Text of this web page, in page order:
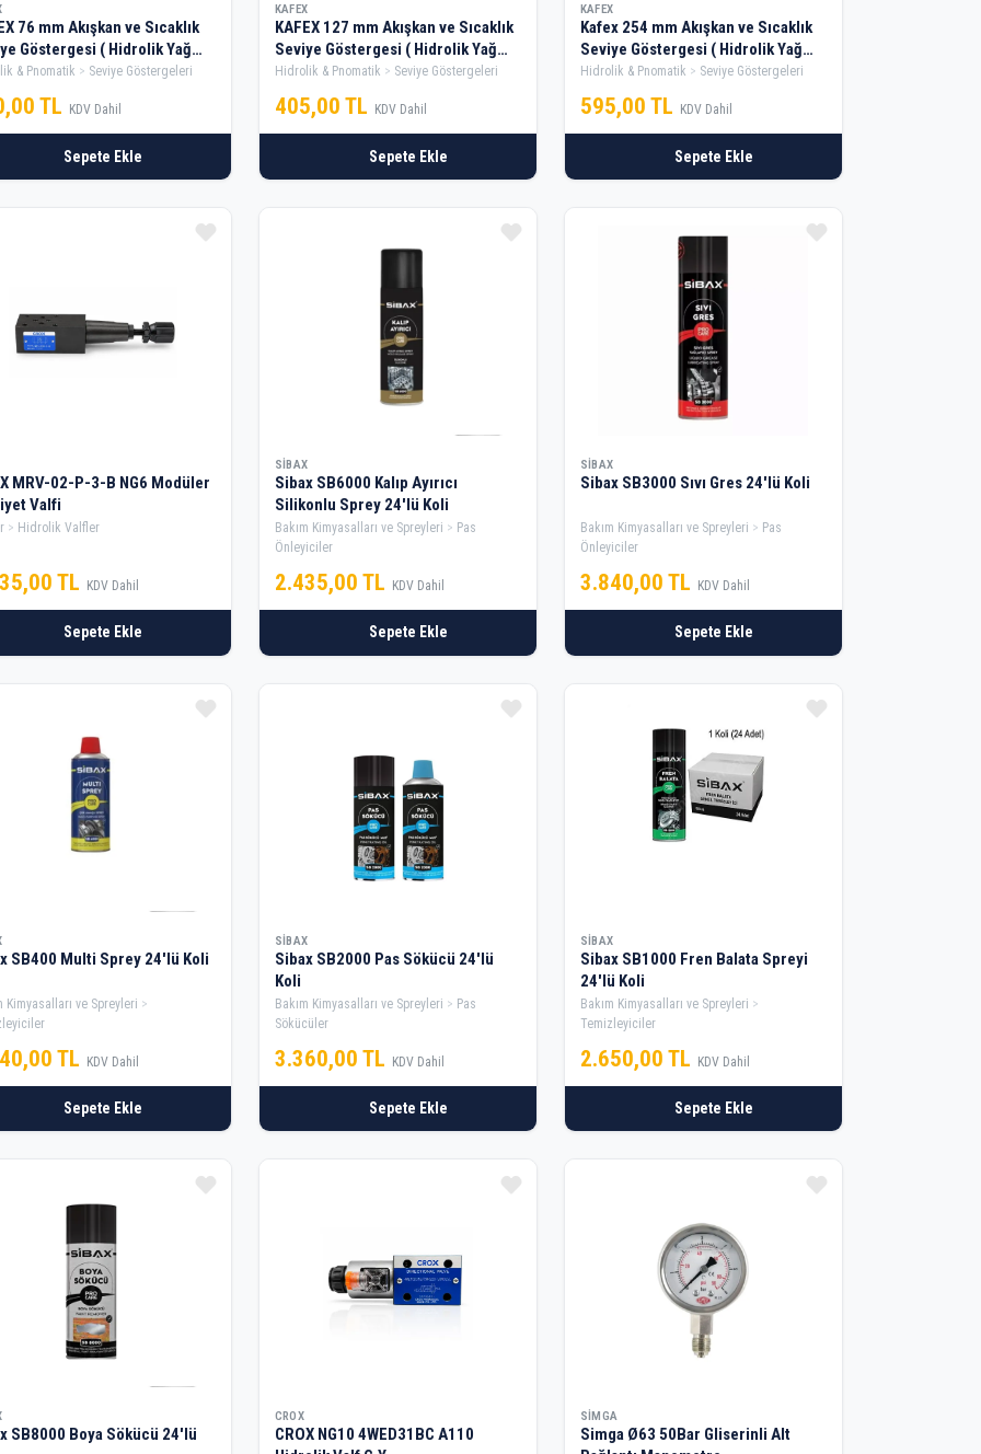
76 mm Akışkan ve Sıcaklık
Göstergesi ( Hidrolik Yağ
Göstergesi )
& Pnomatik Seviye Göstergeleri
TL KDV Dahil
Sepete Ekle
KAFEX
KAFEX 127 mm Akışkan ve Sıcaklık
Seviye Göstergesi ( Hidrolik Yağ
Seviye Göstergesi )
Hidrolik & Pnomatik Seviye Göstergeleri
405,00 TL KDV Dahil
Sepete Ekle
KAFEX
Kafex 254 mm Akışkan ve Sıcaklık
Seviye Göstergesi ( Hidrolik Yağ
Seviye Göstergesi )
Hidrolik & Pnomatik Seviye Göstergeleri
595,00 TL KDV Dahil
Sepete Ekle
MRV-02-P-3-B NG6 Modüler
Valfi
Hidrolik Valfler
TL KDV Dahil
Sepete Ekle
SIBAX
Sibax SB6000 Kalıp Ayırıcı
Silikonlu Sprey 24'lü Koli
Bakım Kimyasalları ve Spreyleri
Pas
Önleyiciler
2.435,00 TL KDV Dahil
Sepete Ekle
SIBAX
Sibax SB3000 Sıvı Gres 24'lü Koli
Bakım Kimyasalları ve Spreyleri
Pas
Önleyiciler
3.840,00 TL KDV Dahil
Sepete Ekle
SB400 Multi Sprey 24'lü Koli
Kimyasalları ve Spreyleri
TL KDV Dahil
Sepete Ekle
SIBAX
Sibax SB2000 Pas Sökücü 24'lü
Koli
Bakım Kimyasalları ve Spreyleri
Pas
Sökücüler
3.360,00 TL KDV Dahil
Sepete Ekle
SIBAX
Sibax SB1000 Fren Balata Spreyi
24'lü Koli
Bakım Kimyasalları ve Spreyleri
Temizleyiciler
2.650,00 TL KDV Dahil
Sepete Ekle
SB8000 Boya Sökücü 24'lü
CROX
CROX NG10 4WED31BC A110
SIMGA
Simga Ø63 50Bar Gliserinli Alt